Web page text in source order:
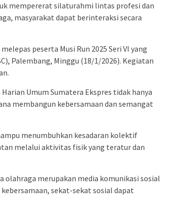
mempererat silaturahmi lintas profesi dan
masyarakat dapat berinteraksi secara
peserta Musi Run 2025 Seri VI yang
Palembang, Minggu (18/1/2026). Kegiatan
Umum Sumatera Ekspres tidak hanya
membangun kebersamaan dan semangat
menumbuhkan kesadaran kolektif
melalui aktivitas fisik yang teratur dan
olahraga merupakan media komunikasi sosial
sekat-sekat sosial dapat